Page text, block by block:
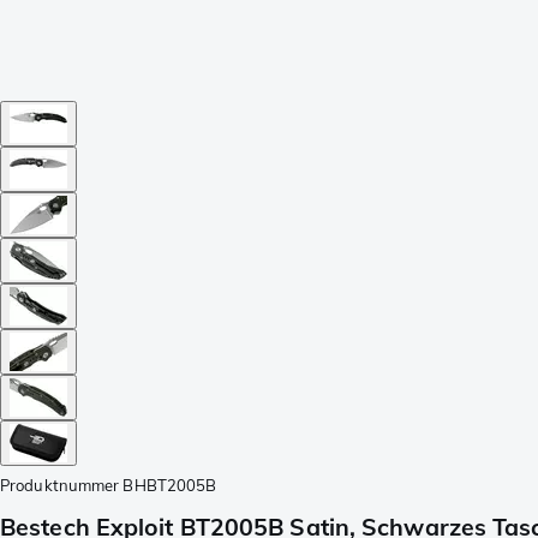
Produktnummer BHBT2005B
Bestech Exploit BT2005B Satin, Schwarzes